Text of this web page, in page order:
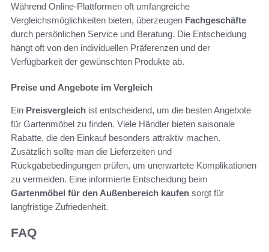
Während Online-Plattformen oft umfangreiche
Vergleichsmöglichkeiten bieten, überzeugen Fachgeschäfte
durch persönlichen Service und Beratung. Die Entscheidung
hängt oft von den individuellen Präferenzen und der
Verfügbarkeit der gewünschten Produkte ab.
Preise und Angebote im Vergleich
Ein Preisvergleich ist entscheidend, um die besten Angebote
für Gartenmöbel zu finden. Viele Händler bieten saisonale
Rabatte, die den Einkauf besonders attraktiv machen.
Zusätzlich sollte man die Lieferzeiten und
Rückgabebedingungen prüfen, um unerwartete Komplikationen
zu vermeiden. Eine informierte Entscheidung beim
Gartenmöbel für den Außenbereich kaufen sorgt für
langfristige Zufriedenheit.
FAQ